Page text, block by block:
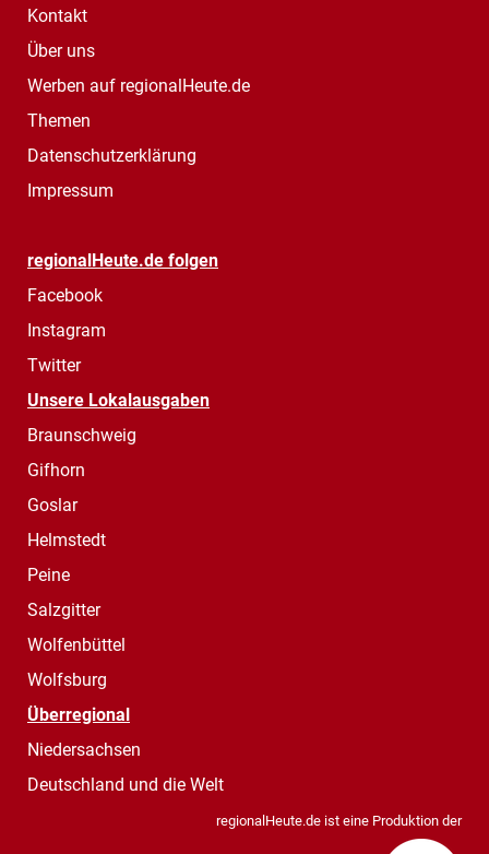
Kontakt
Über uns
Werben auf regionalHeute.de
Themen
Datenschutzerklärung
Impressum
regionalHeute.de folgen
Facebook
Instagram
Twitter
Unsere Lokalausgaben
Braunschweig
Gifhorn
Goslar
Helmstedt
Peine
Salzgitter
Wolfenbüttel
Wolfsburg
Überregional
Niedersachsen
Deutschland und die Welt
regionalHeute.de ist eine Produktion der